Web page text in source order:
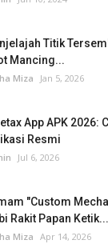
Titik
Mancing...
Miza Jan 5, 2026
App APK 2026:
Resmi
Jul 6, 2026
"Custom
Rakit Papan Ketik...
Miza Apr 14, 2026